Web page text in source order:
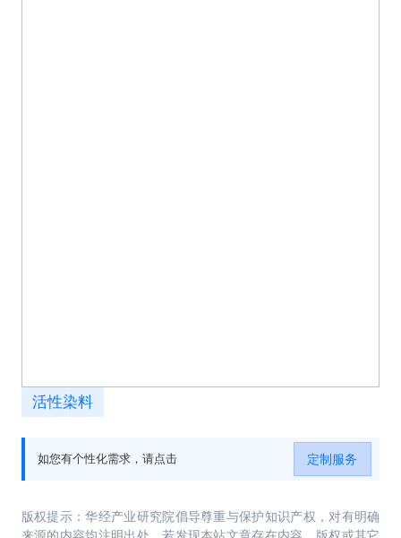
活性染料
如您有个性化需求，请点击 定制服务
版权提示：华经产业研究院倡导尊重与保护知识产权，对有明确
来源的内容均注明出处。若发现本站文章存在内容、版权或其它